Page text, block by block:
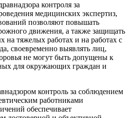
контроля за
медицинских экспертиз,
позволяют повышать
движения, а также защищать
на тяжелых работах и на работах с
своевременно выявлять лиц,
не могут быть допущены к
для окружающих граждан и
контроль за соблюдением
работниками
обеспечивает